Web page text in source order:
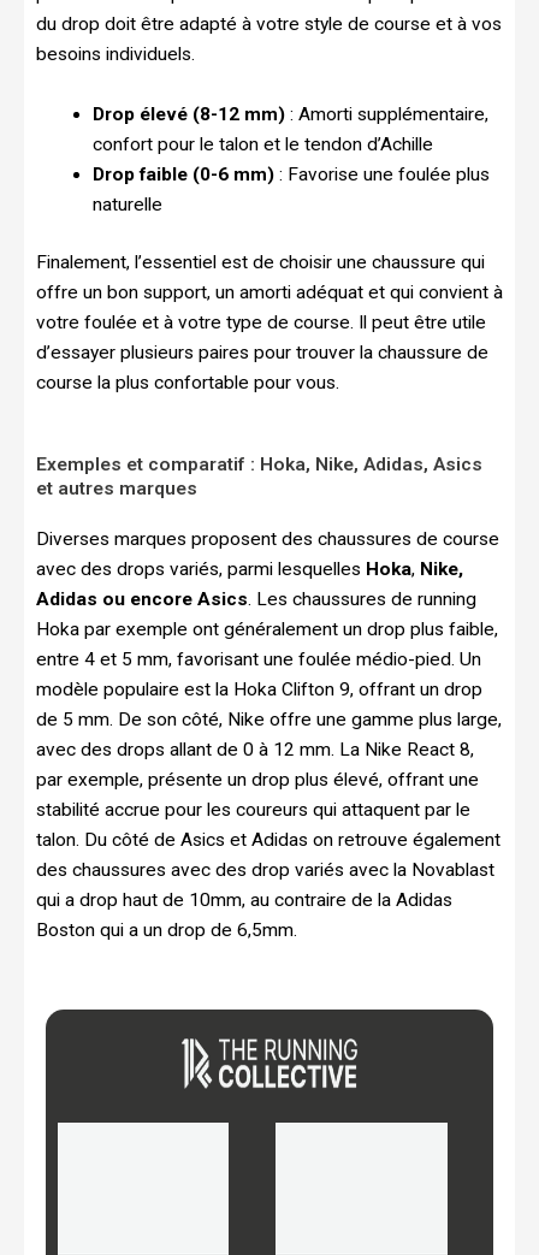
du drop doit être adapté à votre style de course et à vos
besoins individuels.
Drop élevé (8-12 mm): Amorti supplémentaire,
confort pour le talon et le tendon d’Achille
Drop faible (0-6 mm): Favorise une foulée plus
naturelle
Finalement, l’essentiel est de choisir une chaussure qui
offre un bon support, un amorti adéquat et qui convient à
votre foulée et à votre type de course. Il peut être utile
d’essayer plusieurs paires pour trouver la chaussure de
course la plus confortable pour vous.
Exemples et comparatif : Hoka, Nike, Adidas, Asics
et autres marques
Diverses marques proposent des chaussures de course
avec des drops variés, parmi lesquelles Hoka, Nike,
Adidas ou encore Asics. Les chaussures de running
Hoka par exemple ont généralement un drop plus faible,
entre 4 et 5 mm, favorisant une foulée médio-pied. Un
modèle populaire est la Hoka Clifton 9, offrant un drop
de 5 mm. De son côté, Nike offre une gamme plus large,
avec des drops allant de 0 à 12 mm. La Nike React 8,
par exemple, présente un drop plus élevé, offrant une
stabilité accrue pour les coureurs qui attaquent par le
talon. Du côté de Asics et Adidas on retrouve également
des chaussures avec des drop variés avec la Novablast
qui a drop haut de 10mm, au contraire de la Adidas
Boston qui a un drop de 6,5mm.